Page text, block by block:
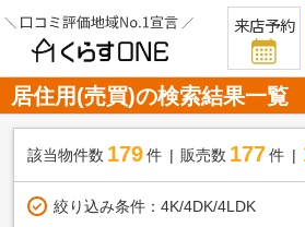
来店予約
居住用(売買)の検索結果一覧
該当物件数 179件 販売数 177 件
絞り込み条件： 4K/4DK/4LDK